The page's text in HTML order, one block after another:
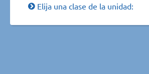
Elija una clase de la unidad: